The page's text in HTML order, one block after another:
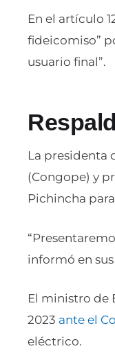
En el artículo
fideicomiso”
usuario final”.
La presidenta
(Congope) y
Pichincha
informó en
El ministro de
2023 ante el
eléctrico.